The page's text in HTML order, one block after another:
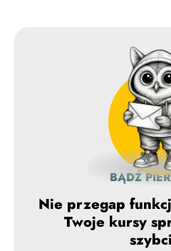
BĄDŹ
Nie przegap
Twoje kursy